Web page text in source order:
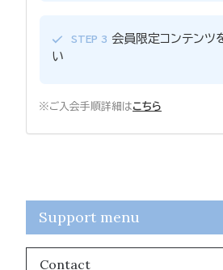
STEP 3
会員限定コンテンツ
い
※ご入会手順詳細はこちら
Support menu
Contact